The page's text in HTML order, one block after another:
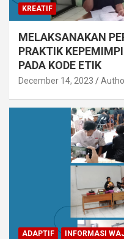
KREATIF
MELAKSANAKAN
PRAKTIK
PADA KODE ETIK
December 14, 2023
ADAPTIF INFORMASI